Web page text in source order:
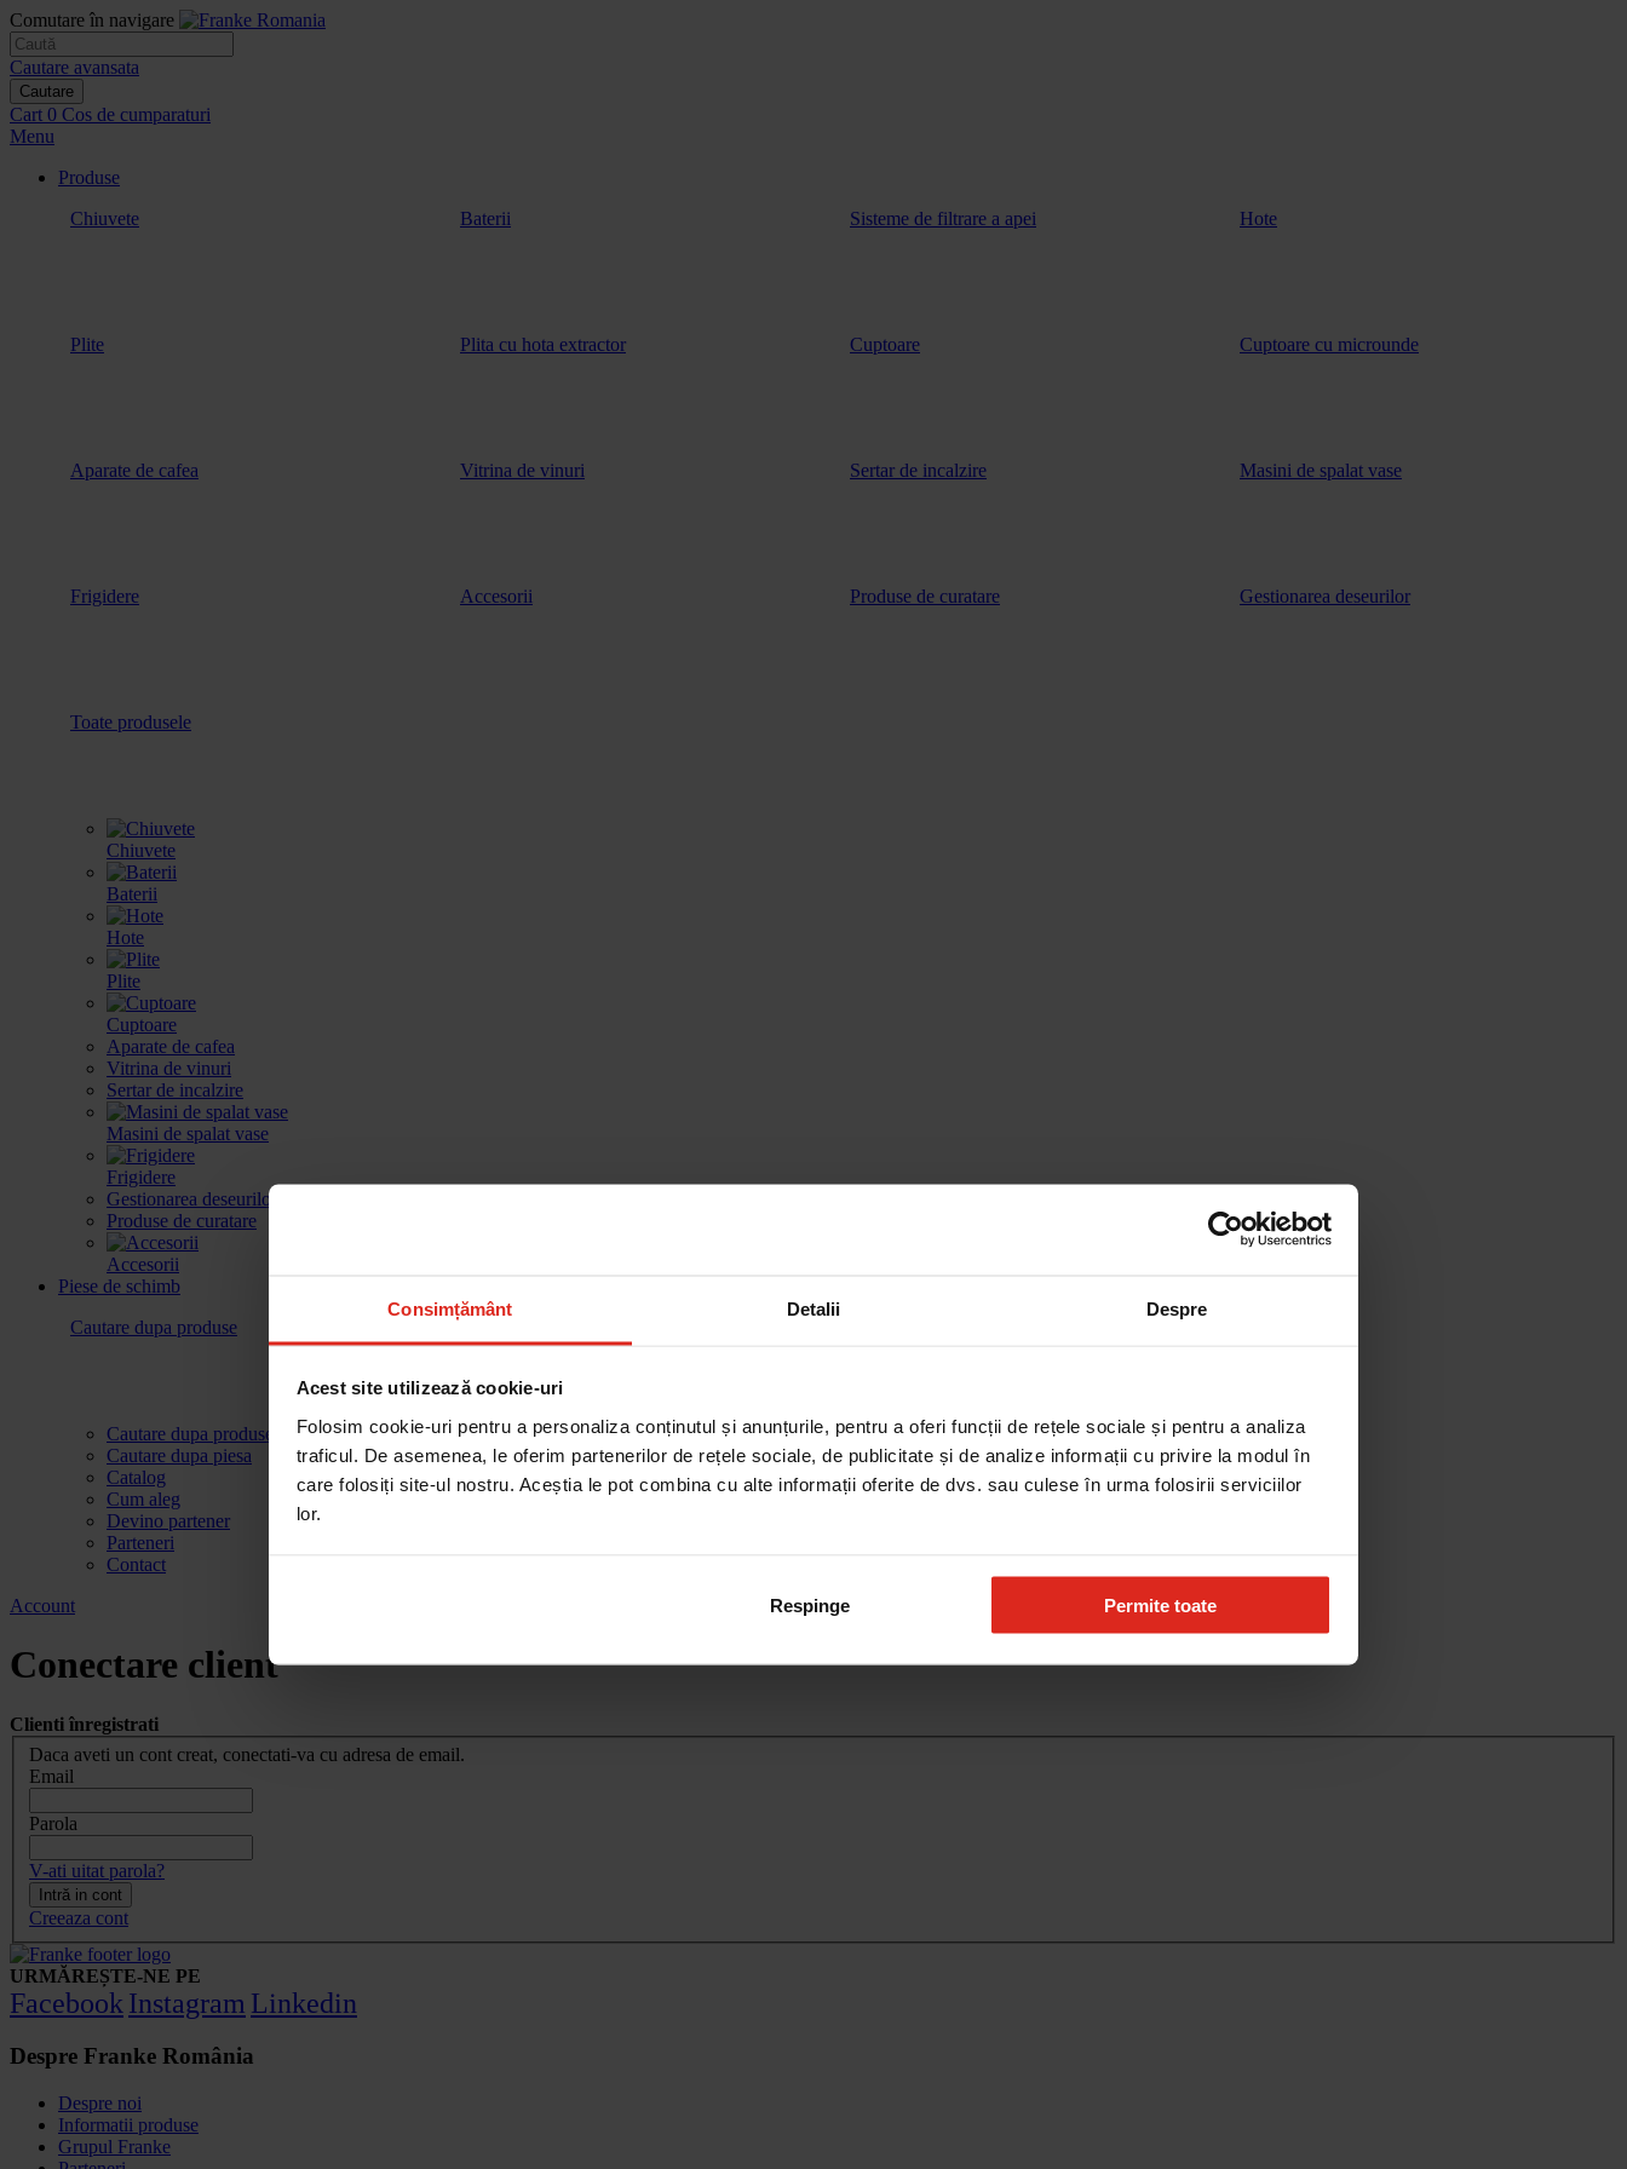
Consimțământ Detalii Despre
Acest site utilizează cookie-uri
Folosim cookie-uri pentru a personaliza conținutul și anunțurile, pentru a oferi funcții de rețele sociale și pentru a analiza
traficul. De asemenea, le oferim partenerilor de rețele sociale, de publicitate și de analize informații cu privire la modul în
care folosiți site-ul nostru. Aceștia le pot combina cu alte informații oferite de dvs. sau culese în urma folosirii serviciilor
lor.
Respinge Permite toate
Comutare în navigare
Cautare avansata
Cautare
Cart 0 Cos de cumparaturi
Menu
Produse
Chiuvete
Baterii Sisteme de filtrare a apei Hote
Plite Plita cu hota extractor Cuptoare Cuptoare cu microunde
Aparate de cafea Vitrina de vinuri Sertar de incalzire Masini de spalat vase
Frigidere Accesorii Produse de curatare Gestionarea deseurilor
Toate produsele
Chiuvete
Baterii
Hote
Plite
Cuptoare
Aparate de cafea
Vitrina de vinuri
Sertar de incalzire
Masini de spalat vase
Frigidere
Gestionarea deseurilor
Produse de curatare
Accesorii
Piese de schimb
Cautare dupa produse
Cautare dupa produse
Cautare dupa piesa
Catalog
Cum aleg
Devino partener
Parteneri
Contact
Account
Conectare client
Clienti înregistrati
Daca aveti un cont creat, conectati-va cu adresa de email.
Email
Parola
V-ati uitat parola?
Intră in cont
Creeaza cont
URMĂREȘTE-NE PE
FacebookInstagram Linkedin
Despre Franke România
Despre noi
Informatii produse
Grupul Franke